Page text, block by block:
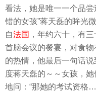
看法，她是唯一一个品
错的女孩”蒋天磊的眸光
自法国 ，年约六十，有
首脑会议的餐宴，对食
的热情，他最后一句话
度蒋天磊的～～女孩，
地问：“那她的考试资格